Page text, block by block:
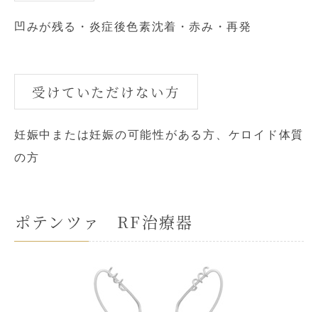
凹みが残る・炎症後色素沈着・赤み・再発
受けていただけない方
妊娠中または妊娠の可能性がある方、ケロイド体質
の方
ポテンツァ RF治療器